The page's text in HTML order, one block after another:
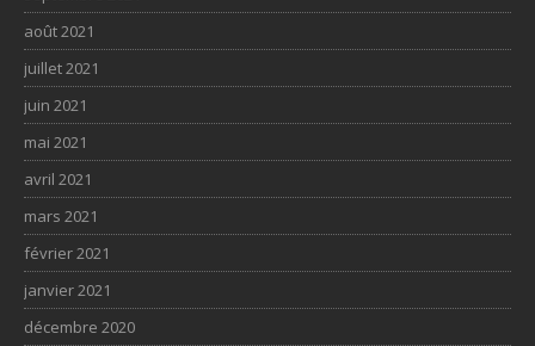
août 2021
juillet 2021
juin 2021
mai 2021
avril 2021
mars 2021
février 2021
janvier 2021
décembre 2020